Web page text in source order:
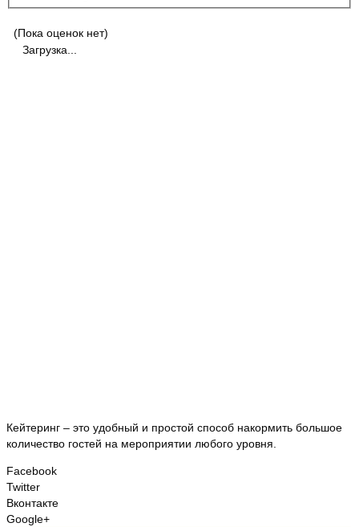
(Пока оценок нет)
Загрузка...
Кейтеринг – это удобный и простой способ накормить большое
количество гостей на мероприятии любого уровня.
Facebook
Twitter
Вконтакте
Google+